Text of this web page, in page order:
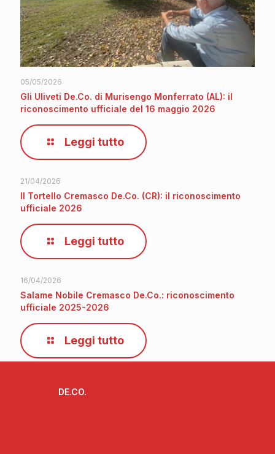
05/05/2026
Gli Uliveti De.Co. di Murisengo Monferrato (AL): il
riconoscimento ufficiale del 16 maggio 2026
Leggi tutto
21/04/2026
Il Tortello Cremasco De.Co. (CR): il riconoscimento
ufficiale 2026
Leggi tutto
16/04/2026
Salame Nobile Cremasco De.Co.: riconoscimento
ufficiale 2025-2026
Leggi tutto
DE.CO.